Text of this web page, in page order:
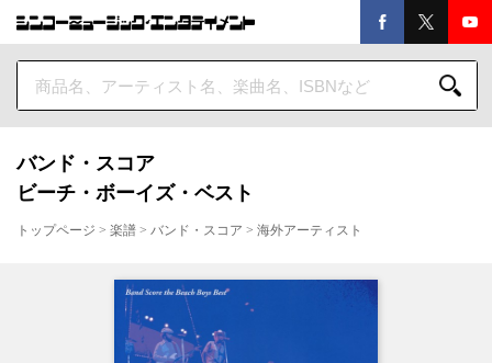
バンド・スコア
ビーチ・ボーイズ・ベスト
トップページ > 楽譜 > バンド・スコア > 海外アーティスト